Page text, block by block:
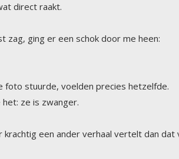
direct raakt.
zag, ging er een schok door me heen:
foto stuurde, voelden precies hetzelfde.
ze is zwanger.
krachtig een ander verhaal vertelt dan dat